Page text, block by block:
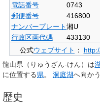
電話番号
0743
郵便番号
416800
ナンバープレート湘U
行政区画代碼
433130
公式ウェブサイト ：
龍山県 （りゅうざん-けん）は
に位置する県。 洞庭湖へ向かう
歴史